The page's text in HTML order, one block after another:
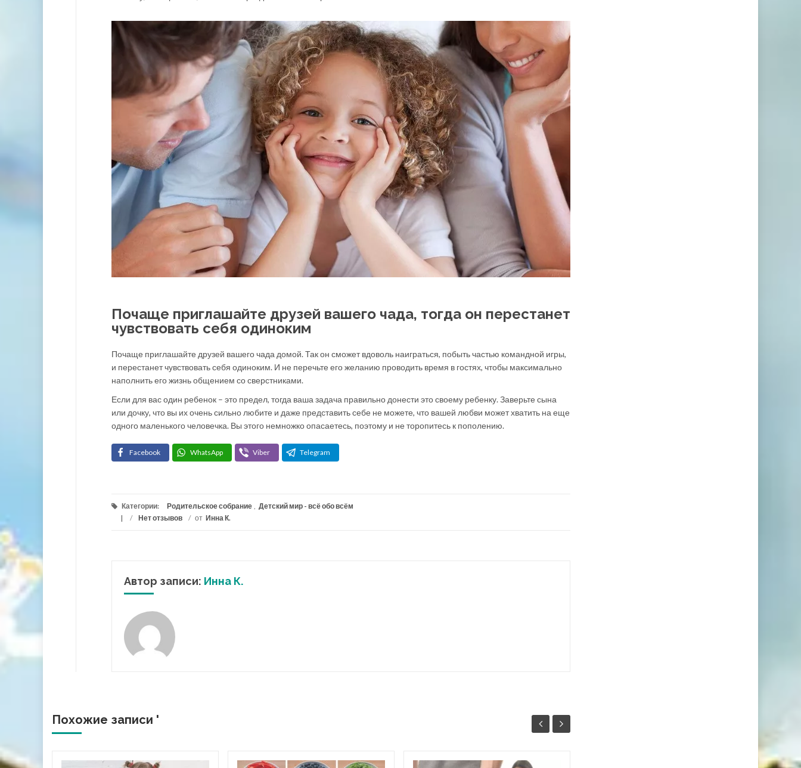
Почаще приглашайте друзей вашего чада, тогда он перестанет
чувствовать себя одиноким
Почаще приглашайте друзей вашего чада домой. Так он сможет вдоволь наиграться, побыть частью командной игры,
и перестанет чувствовать себя одиноким. И не перечьте его желанию проводить время в гостях, чтобы максимально
наполнить его жизнь общением со сверстниками.
Если для вас один ребенок – это предел, тогда ваша задача правильно донести это своему ребенку. Заверьте сына
или дочку, что вы их очень сильно любите и даже представить себе не можете, что вашей любви может хватить на еще
одного маленького человечка. Вы этого немножко опасаетесь, поэтому и не торопитесь к пополению.
Facebook WhatsApp Viber Telegram
Категории: Родительское собрание , Детский мир - всё обо всём
/
Нет отзывов / от Инна К.
Автор записи: Инна К.
Похожие записи '